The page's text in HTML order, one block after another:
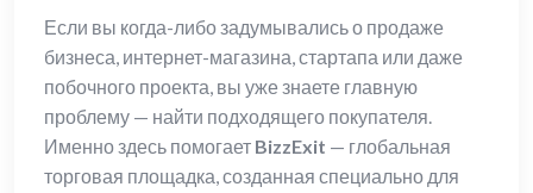
Если вы когда-либо задумывались о продаже
бизнеса, интернет-магазина, стартапа или даже
побочного проекта, вы уже знаете главную
проблему — найти подходящего покупателя.
Именно здесь помогает BizzExit — глобальная
торговая площадка, созданная специально для